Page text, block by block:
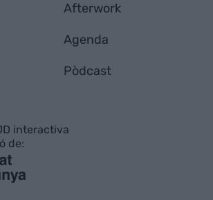
Afterwork
Agenda
Pòdcast
interactiva
de: